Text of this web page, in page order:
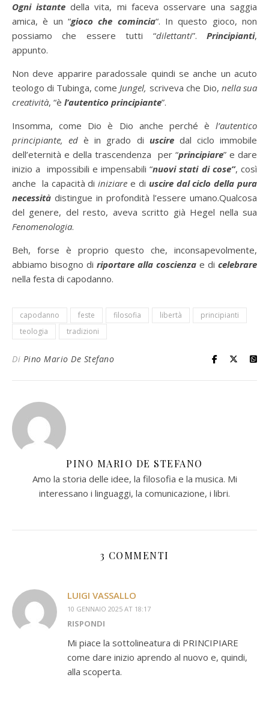
Ogni istante della vita, mi faceva osservare una saggia
amica, è un “gioco che comincia“. In questo gioco, non
possiamo che essere tutti “dilettanti”.Principianti,
appunto.
Non deve apparire paradossale quindi se anche un acuto
teologo di Tubinga, comeJungel, scriveva che Dio, nella sua
creatività, “è l’autentico principiante”.
Insomma, come Dio è Dio anche perché è l’autentico
principiante, ed è in grado di usciredal ciclo immobile
dell’eternità e della trascendenza per “principiare” e dare
inizio a impossibili e impensabili “nuovi stati di cose”, così
anche la capacità di iniziare e di uscire dal ciclo della pura
necessità distingue in profondità l’essere umano.Qualcosa
del genere, del resto, aveva scritto già Hegel nella sua
Fenomenologia.
Beh, forse è proprio questo che, inconsapevolmente,
abbiamo bisogno di riportare alla coscienza e di celebrare
nella festa di capodanno.
capodanno feste filosofia libertà
principianti
teologia
tradizioni
Di Pino Mario De Stefano
PINO MARIO DE STEFANO
Amo la storia delle idee, la filosofia e la musica. Mi
interessano i linguaggi, la comunicazione, i libri.
3 COMMENTI
LUIGI VASSALLO
10 GENNAIO 2025 AT 18:17
RISPONDI
Mi piace la sottolineatura di PRINCIPIARE
come dare inizio aprendo al nuovo e, quindi,
alla scoperta.